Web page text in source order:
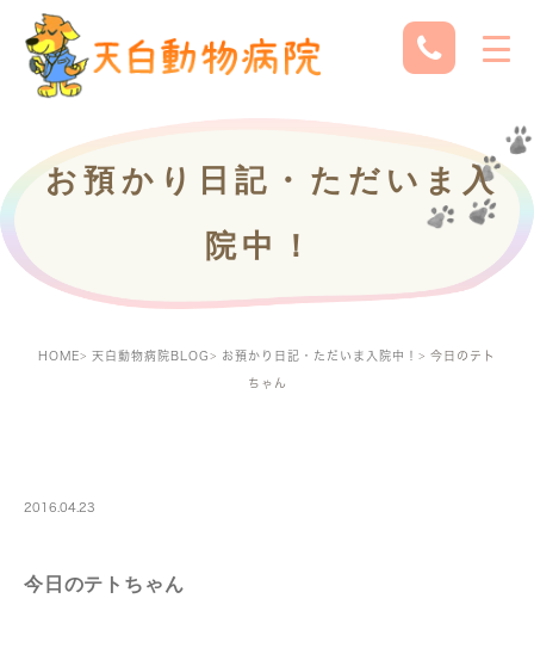
お預かり日記・ただいま入
院中！
HOME 天白動物病院BLOG お預かり日記・ただいま入院中！ 今日のテト
ちゃん
2016.04.23
今日のテトちゃん